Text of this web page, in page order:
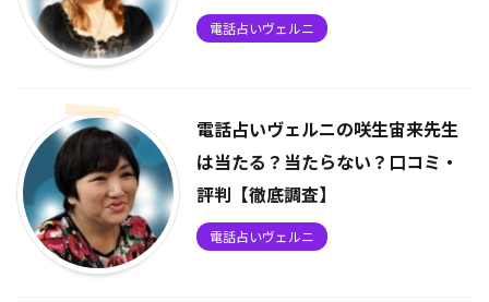
電話占いヴェルニ
電話占いヴェルニの咲生宙来先生
は当たる？当たらない？口コミ・
評判【徹底調査】
電話占いヴェルニ